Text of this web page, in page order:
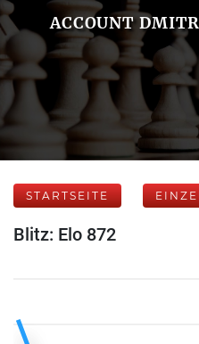
ACCOUNT
STARTSEITE
Blitz: Elo 872